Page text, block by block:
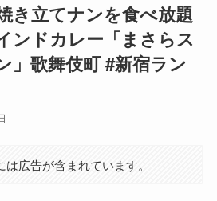
き立てナンを食べ放題
ンドカレー「まさらス
」歌舞伎町 #新宿ラン
広告が含まれています。